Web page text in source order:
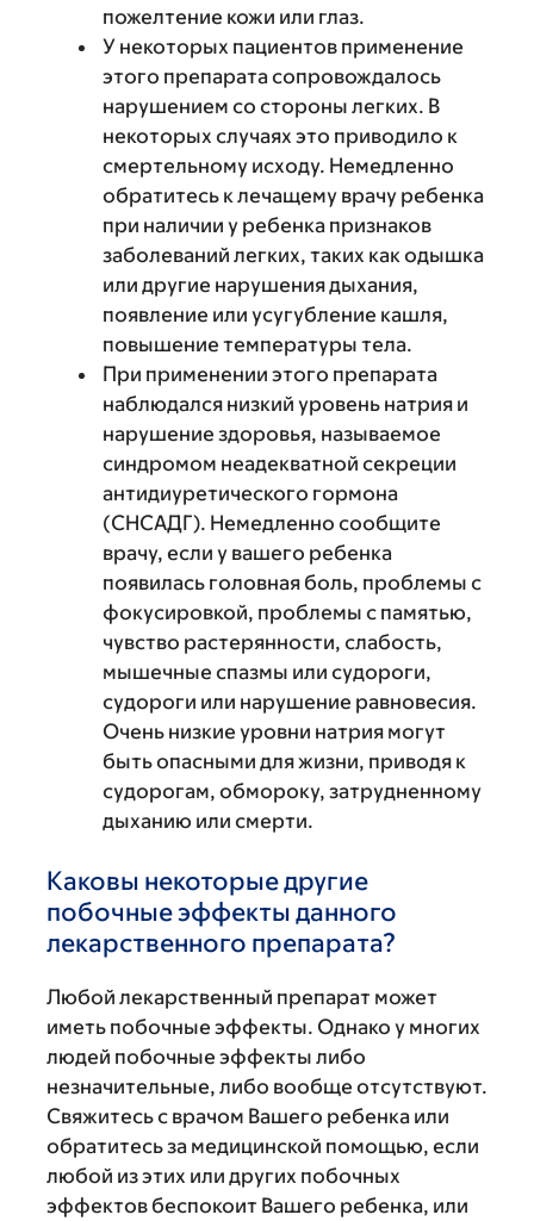
пожелтение кожи или глаз.
У некоторых пациентов применение
этого препарата сопровождалось
нарушением со стороны легких. В
некоторых случаях это приводило к
смертельному исходу. Немедленно
обратитесь к лечащему врачу ребенка
при наличии у ребенка признаков
заболеваний легких, таких как одышка
или другие нарушения дыхания,
появление или усугубление кашля,
повышение температуры тела.
При применении этого препарата
наблюдался низкий уровень натрия и
нарушение здоровья, называемое
синдромом неадекватной секреции
антидиуретического гормона
(СНСАДГ). Немедленно сообщите
врачу, если у вашего ребенка
появилась головная боль, проблемы с
фокусировкой, проблемы с памятью,
чувство растерянности, слабость,
мышечные спазмы или судороги,
судороги или нарушение равновесия.
Очень низкие уровни натрия могут
быть опасными для жизни, приводя к
судорогам, обмороку, затрудненному
дыханию или смерти.
Каковы некоторые другие
побочные эффекты данного
лекарственного препарата?
Любой лекарственный препарат может
иметь побочные эффекты. Однако у многих
людей побочные эффекты либо
незначительные, либо вообще отсутствуют.
Свяжитесь с врачом Вашего ребенка или
обратитесь за медицинской помощью, если
любой из этих или других побочных
эффектов беспокоит Вашего ребенка, или